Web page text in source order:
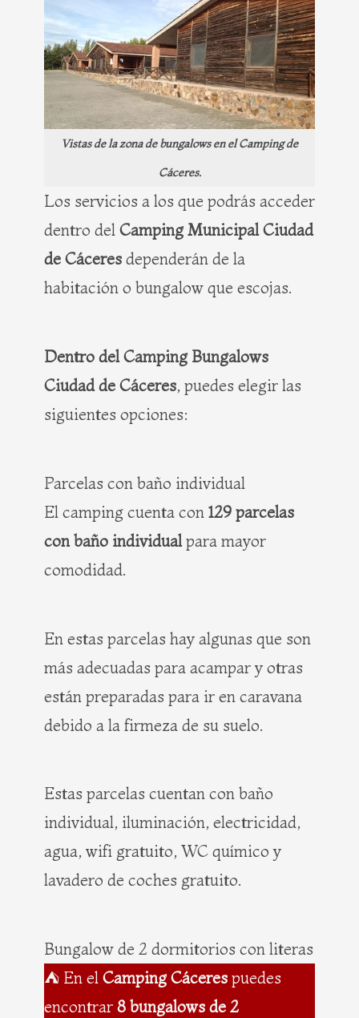
Vistas de la zona de bungalows en el Camping de
Cáceres.
Los servicios a los que podrás acceder
dentro del Camping Municipal Ciudad
de Cáceres dependerán de la
habitación o bungalow que escojas.
Dentro del Camping Bungalows
Ciudad de Cáceres, puedes elegir las
siguientes opciones:
Parcelas con baño individual
El camping cuenta con 129 parcelas
con baño individualpara mayor
comodidad.
En estas parcelas hay algunas que son
más adecuadas para acampar y otras
están preparadas para ir en caravana
debido a la firmeza de su suelo.
Estas parcelas cuentan con baño
individual, iluminación, electricidad,
agua, wifi gratuito, WC químico y
lavadero de coches gratuito.
Bungalow de 2 dormitorios con literas
⛺ En el Camping Cáceres puedes
encontrar 8 bungalows de 2